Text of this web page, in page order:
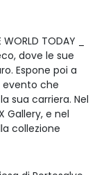
TODAY _
dove le sue
Espone poi a
evento che
sua carriera. Nel
Gallery, e nel
collezione